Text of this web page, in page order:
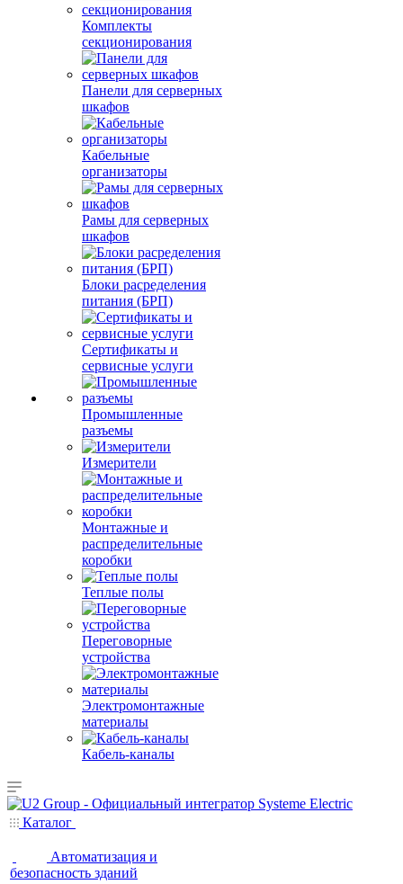
Комплекты
секционирования
Панели для серверных
шкафов
Кабельные
организаторы
Рамы для серверных
шкафов
Блоки расределения
питания (БРП)
Сертификаты и
сервисные услуги
Промышленные
разъемы
Измерители
Монтажные и
распределительные
коробки
Теплые полы
Переговорные
устройства
Электромонтажные
материалы
Кабель-каналы
Каталог
Автоматизация и
безопасность зданий